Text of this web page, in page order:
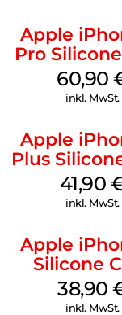
Apple
Pro
MagSafe
Gray
60,90
inkl. MwSt.
Apple
Plus
MagSafe
Gray
41,90
inkl. MwSt.
Apple
Silicone
38,90
inkl. MwSt.